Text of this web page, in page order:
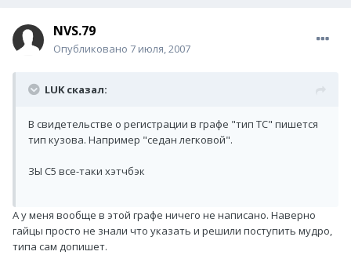
NVS.79
Опубликовано 7 июля, 2007
LUK сказал:
В свидетельстве о регистрации в графе "тип ТС" пишется
тип кузова. Например "седан легковой".
ЗЫ С5 все-таки хэтчбэк
А у меня вообще в этой графе ничего не написано. Наверно
гайцы просто не знали что указать и решили поступить мудро,
типа сам допишет.